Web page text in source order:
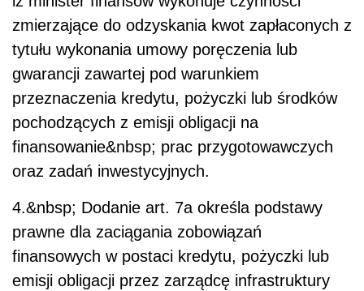
zmierzające do odzyskania kwot zapłaconych z
tytułu wykonania umowy poręczenia lub
gwarancji zawartej pod warunkiem
przeznaczenia kredytu, pożyczki lub środków
pochodzących z emisji obligacji na
finansowanie&nbsp; prac przygotowawczych
oraz zadań inwestycyjnych.
4.&nbsp; Dodanie art. 7a określa podstawy
prawne dla zaciągania zobowiązań
finansowych w postaci kredytu, pożyczki lub
emisji obligacji przez zarządcę infrastruktury